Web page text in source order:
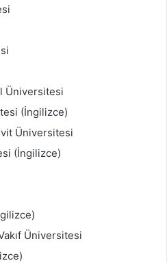
Üniversitesi
(İngilizce)
Üniversitesi
(İngilizce)
Üniversitesi